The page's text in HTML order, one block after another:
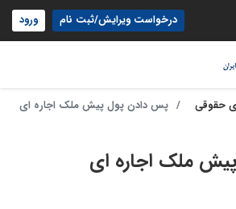
درخواست ویرایش/ثبت نام ورود
حقوقی پس دادن پول پیش ملک اجاره ای
ملک اجاره ای